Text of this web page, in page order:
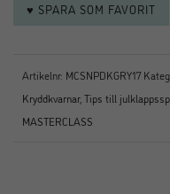
♥ SPARA SOM FAVORIT
Artikelnr: MCSNPDKGRY17
Kryddkvarnar, Tips till
MASTERCLASS